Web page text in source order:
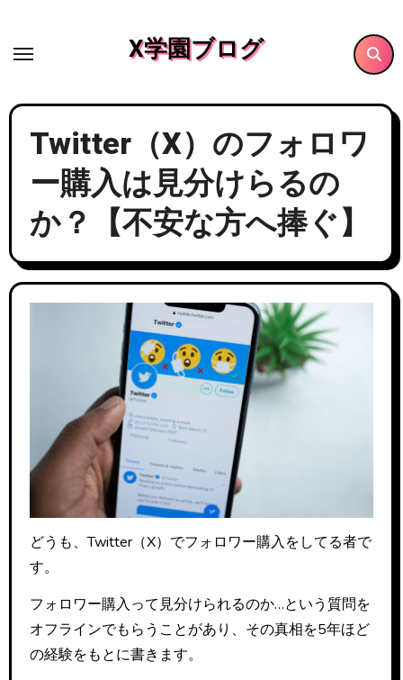
キ
X学園ブログ
Twitter（X）のフォロワ
ー購入は見分けらるの
か？【不安な方へ捧ぐ】
どうも、Twitter（X）でフォロワー購入をしてる者で
す。
フォロワー購入って見分けられるのか…という質問を
オフラインでもらうことがあり、その真相を5年ほど
の経験をもとに書きます。